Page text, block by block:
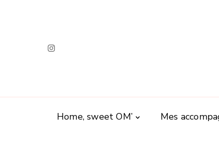
Home, sweet OM’ Mes